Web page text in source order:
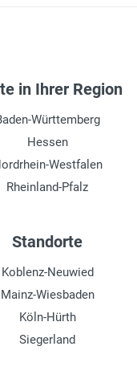
in Ihrer Region
Württemberg
Hessen
Westfalen
Rheinland-Pfalz
Standorte
Koblenz-Neuwied
Mainz-Wiesbaden
Köln-Hürth
Siegerland